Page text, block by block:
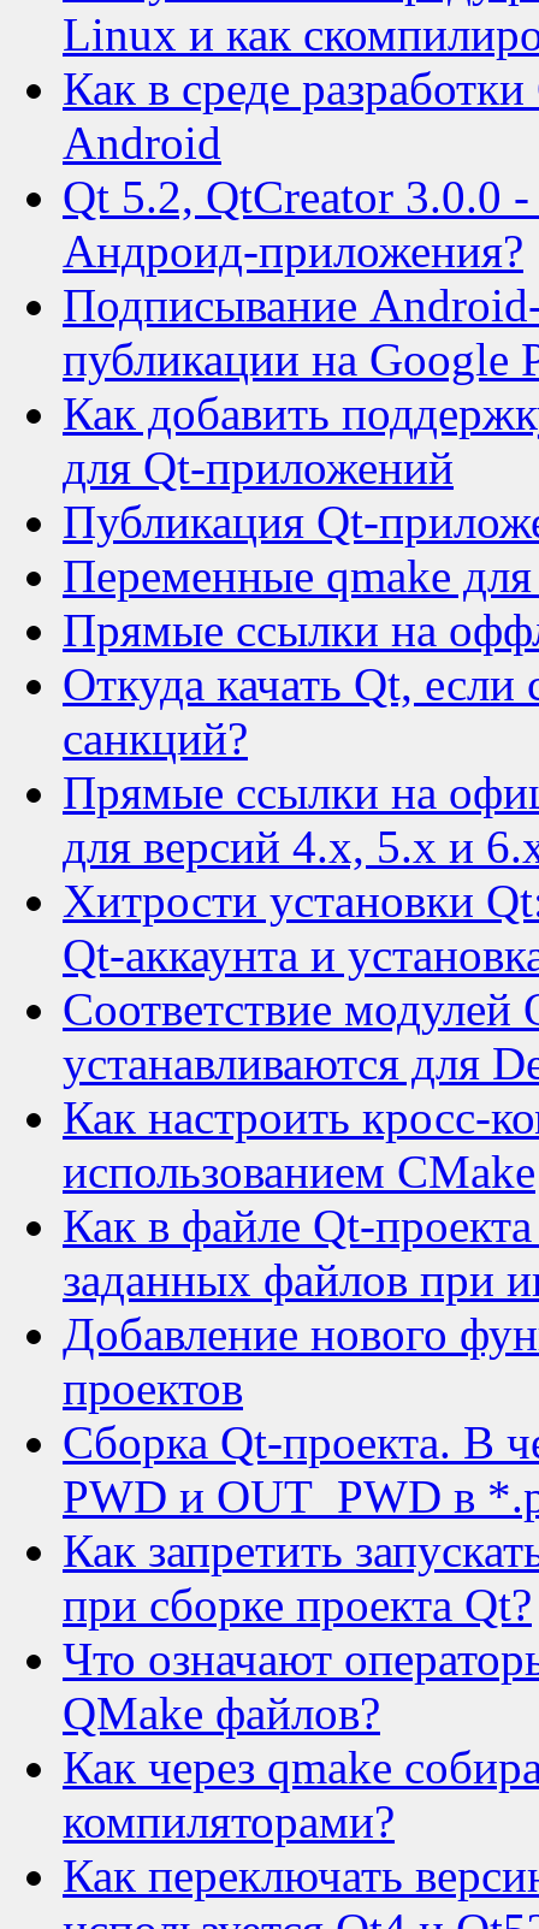
Linux и как
Как в среде
Android
Qt 5.2, QtCreator 3.0.0
Андроид-приложения?
Подписывание
публикации на Google
Как добавить
для Qt-приложений
Публикация Qt-
Переменные qmake
Прямые ссылки на
Откуда качать Qt, если
санкций?
Прямые ссылки на
для версий 4.x, 5.x и
Хитрости установки
Qt-аккаунта и
Соответствие модулей
устанавливаются для
Как настроить кросс-
использованием CMake
Как в файле Qt-
заданных файлов при
Добавление нового
проектов
Сборка Qt-проекта. В
PWD и OUT_PWD в
Как запретить
при сборке проекта Qt?
Что означают
QMake файлов?
Как через qmake
компиляторами?
Как переключать